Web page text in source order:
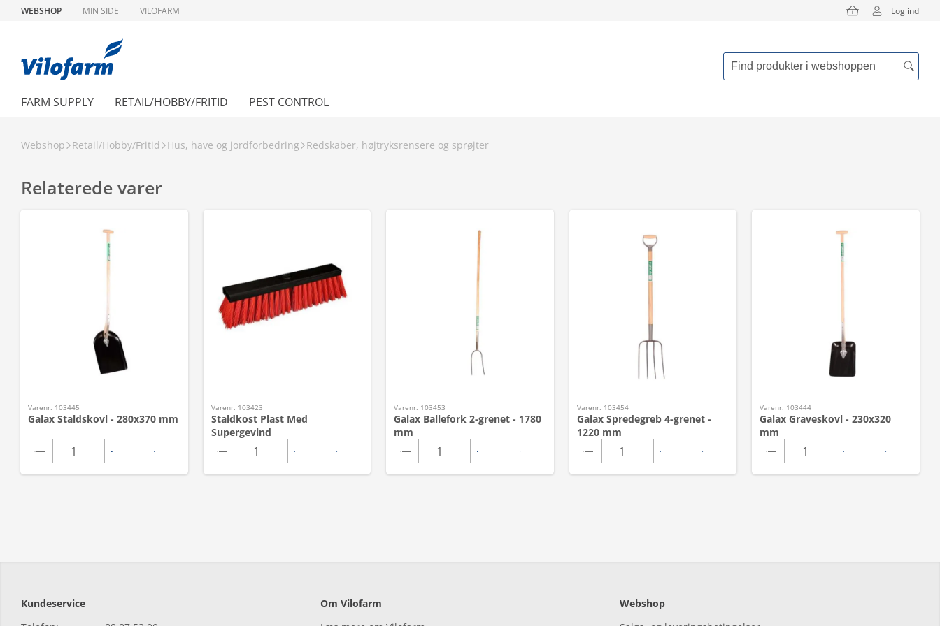
WEBSHOP MIN SIDE VILOFARM Log ind
FARM SUPPLY RETAIL/HOBBY/FRITID PEST CONTROL
Webshop Retail/Hobby/Fritid Hus, have og jordforbedring Redskaber, højtryksrensere og sprøjter
Relaterede varer
Varenr. 103445
Galax Staldskovl - 280x370 mm
Varenr. 103423
Staldkost Plast Med
Supergevind
Varenr. 103453
Galax Ballefork 2-grenet - 1780
mm
Varenr. 103454
Galax Spredegreb 4-grenet -
1220 mm
Varenr. 103444
Galax Graveskovl - 230x320
mm
Kundeservice
Om Vilofarm
Webshop